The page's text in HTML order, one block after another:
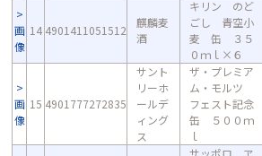
画
像
14 4901411051512
麒麟麦
酒
キリン のど
ごし 青空小
麦 缶 ３５
０ｍｌ×６
画
像
15 4901777272835
サント
リーホ
ールデ
ィング
ス
ザ・プレミア
ム・モルツ
フェスト記念
缶 ５００ｍ
ｌ
サッポロ ヱ